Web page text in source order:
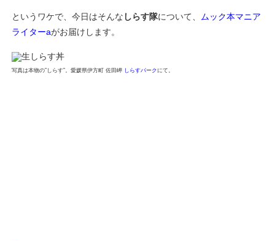
というワケで、今日はそんな しらす隊について、
ムック本マニア
ライターaがお届けします。
写真は本物の”しらす”。愛媛県伊方町 佐田岬 しらすパーク にて。